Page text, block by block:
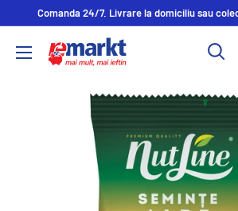
Comanda 24/7. Livrare la domiciliu sau